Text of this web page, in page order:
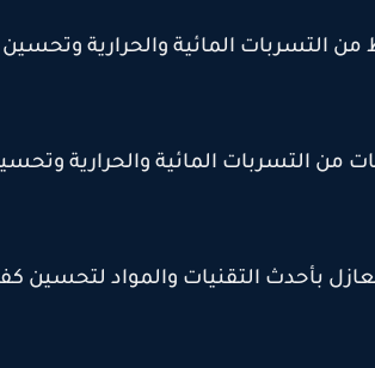
التسربات المائية والحرارية وتحسين
التسربات المائية والحرارية
بأحدث التقنيات والمواد لتحسين